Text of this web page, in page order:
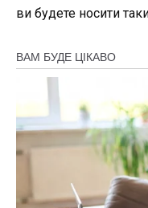
ви будете носити